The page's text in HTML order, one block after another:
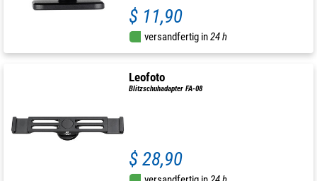
$ 11,90
versandfertig in24 h
Leofoto
Blitzschuhadapter FA-08
$ 28,90